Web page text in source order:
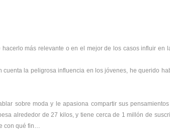
más relevante o en el mejor de los casos influir en
la peligrosa influencia en los jóvenes, he querido
sobre moda y le apasiona compartir sus
alrededor de 27 kilos, y tiene cerca de 1 millón de
con qué fin…